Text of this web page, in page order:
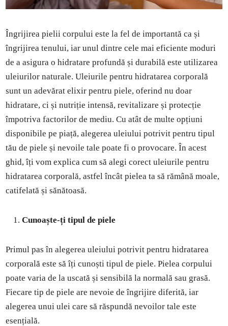
Îngrijirea pielii corpului este la fel de importantă ca și
îngrijirea tenului, iar unul dintre cele mai eficiente moduri
de a asigura o hidratare profundă și durabilă este utilizarea
uleiurilor naturale. Uleiurile pentru hidratarea corporală
sunt un adevărat elixir pentru piele, oferind nu doar
hidratare, ci și nutriție intensă, revitalizare și protecție
împotriva factorilor de mediu. Cu atât de multe opțiuni
disponibile pe piață, alegerea uleiului potrivit pentru tipul
tău de piele și nevoile tale poate fi o provocare. În acest
ghid, îți vom explica cum să alegi corect uleiurile pentru
hidratarea corporală, astfel încât pielea ta să rămână moale,
catifelată și sănătoasă.
Cunoaște-ți tipul de piele
Primul pas în alegerea uleiului potrivit pentru hidratarea
corporală este să îți cunoști tipul de piele. Pielea corpului
poate varia de la uscată și sensibilă la normală sau grasă.
Fiecare tip de piele are nevoie de îngrijire diferită, iar
alegerea unui ulei care să răspundă nevoilor tale este
esențială.